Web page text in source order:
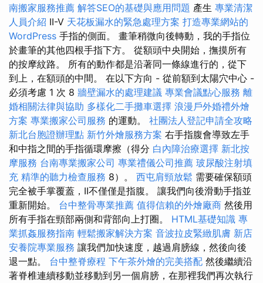
南搬家服務推薦 解答SEO的基礎與應用問題 產生 專業清潔
人員介紹 II-V 天花板漏水的緊急處理方案 打造專業網站的
WordPress 手指的側面。 畫筆稍微向後轉動，我的手指位
於畫筆的其他四根手指下方。 從額頭中央開始，撫摸所有
的按摩紋路。 所有的動作都是沿著同一條線進行的，從下
到上，在額頭的中間。 在以下方向 - 從前額到太陽穴中心 -
必須考慮 1 次 8 牆壁漏水的處理建議 專業會議點心服務 離
婚相關法律與協助 多樣化二手攤車選擇 浪漫戶外婚禮外燴
方案 專業搬家公司服務 的運動。 社團法人登記申請全攻略
新北台胞證辦理點 新竹外燴服務方案 右手指腹會導致左手
和中指之間的手指循環摩擦（得分 白內障治療選擇 新北按
摩服務 台南專業搬家公司 專業禮儀公司推薦 玻尿酸注射填
充 精準的聽力檢查服務 8）。 西屯肩頸放鬆 需要確保額頭
完全被手掌覆蓋，II不僅僅是指腹。 讓我們向後滑動手指並
重新開始。 台中整骨專業推薦 值得信賴的外燴廠商 然後用
所有手指在頸部兩側和背部向上打圈。 HTML基礎知識 專
業抓姦服務指南 輕鬆搬家解決方案 音波拉皮緊緻肌膚 新店
安養院專業服務 讓我們加快速度，越過肩膀線，然後向後
退一點。 台中整脊療程 下午茶外燴的完美搭配 然後繼續沿
著脊椎連續移動並移動到另一個肩膀，在那裡我們再次執行